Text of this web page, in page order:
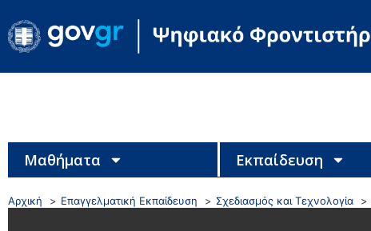
Μαθήματα Εκπαίδευση
Αρχική Επαγγελματική Εκπαίδευση Σχεδιασμός και Τεχνολογία